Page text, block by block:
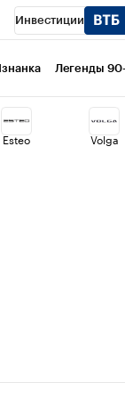
Инвестиции
Город
Франшизы
Легенды
Esteo Volga